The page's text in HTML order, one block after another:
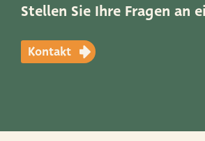
Stellen Sie Ihre Fragen an
Kontakt